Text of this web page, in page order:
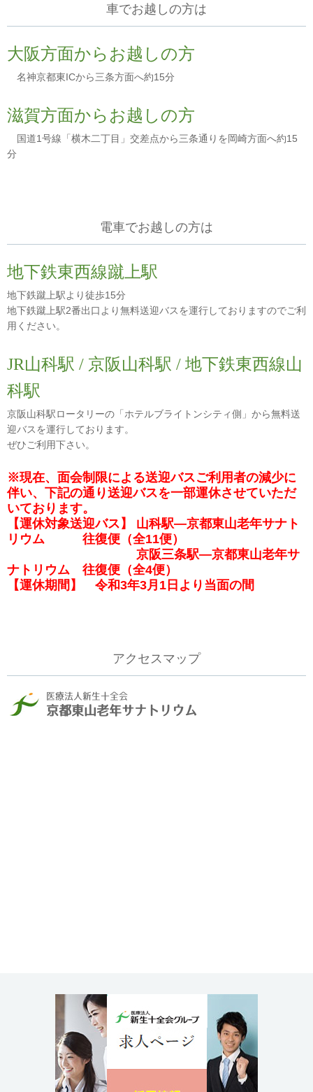
車でお越しの方は
大阪方面からお越しの方
名神京都東ICから三条方面へ約15分
滋賀方面からお越しの方
国道1号線「横木二丁目」交差点から三条通りを岡崎方面へ約15
分
電車でお越しの方は
地下鉄東西線蹴上駅
地下鉄蹴上駅より徒歩15分
地下鉄蹴上駅2番出口より無料送迎バスを運行しておりますのでご利
用ください。
JR山科駅 / 京阪山科駅 / 地下鉄東西線山
科駅
京阪山科駅ロータリーの「ホテルブライトンシティ側」から無料送
迎バスを運行しております。
ぜひご利用下さい。
※現在、面会制限による送迎バスご利用者の減少に
伴い、下記の通り送迎バスを一部運休させていただ
いております。
【運休対象送迎バス】 山科駅―京都東山老年サナト
リウム 往復便（全11便）
京阪三条駅―京都東山老年サ
ナトリウム 往復便（全4便）
【運休期間】 令和3年3月1日より当面の間
アクセスマップ
医療法人新生十全会
京都東山老年サナトリウム